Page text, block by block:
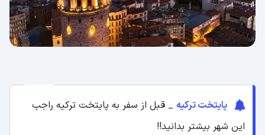
پایتخت ترکیه _ قبل از سفر به پایتخت ترکیه راجب
این شهر بیشتر بدانید!!